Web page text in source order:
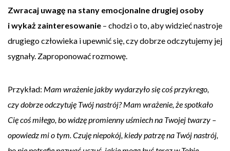
Zwracaj uwagę na stany emocjonalne drugiej osoby
i wykaż zainteresowanie – chodzi o to, aby widzieć nastroje
drugiego człowieka i upewnić się, czy dobrze odczytujemy jej
sygnały. Zaproponować rozmowę.
Przykład: Mam wrażenie jakby wydarzyło się coś przykrego,
czy dobrze odczytuję Twój nastrój? Mam wrażenie, że spotkało
Cię coś miłego, bo widzę promienny uśmiech na Twojej twarzy –
opowiedz mi o tym. Czuję niepokój, kiedy patrzę na Twój nastrój,